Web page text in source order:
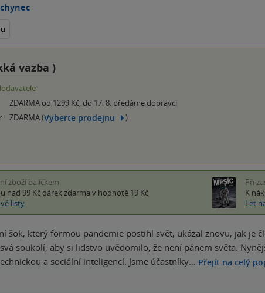
vazba )
ZDARMA od 1299 Kč, do 17. 8. předáme dopravci
ZDARMA (Vyberte prodejnu )
zboží balíčkem
nad 99 Kč dárek zdarma v hodnotě 19 Kč
listy
Při
K
Let
šok, který formou pandemie postihl svět, ukázal znovu, jak je
soukolí, aby si lidstvo uvědomilo, že není pánem světa.
a sociální inteligencí. Jsme účastníky… Přejít na celý